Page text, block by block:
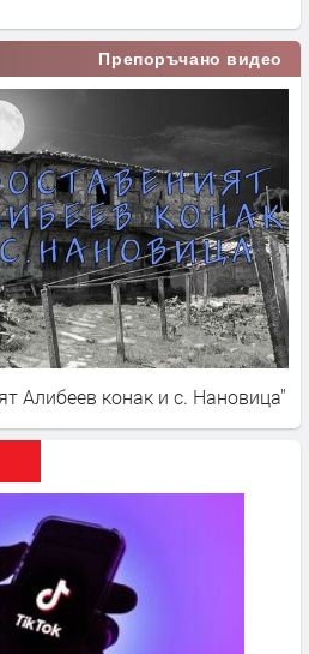
Препоръчано видео
Алибеев конак и с. Нановица"